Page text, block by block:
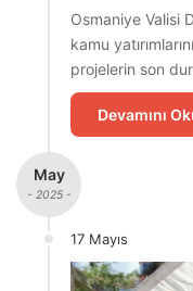
Osmaniye Valisi
kamu
projelerin son
Devamını
May
- 2025 -
17 Mayıs